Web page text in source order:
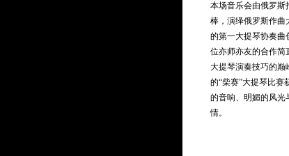
本场音乐会由俄罗斯
棒，演绎俄罗斯作曲
的第一大提琴协奏曲
位亦师亦友的合作简
大提琴演奏技巧的巅
的“柴赛”大提琴比
的音响、明媚的风光
情。